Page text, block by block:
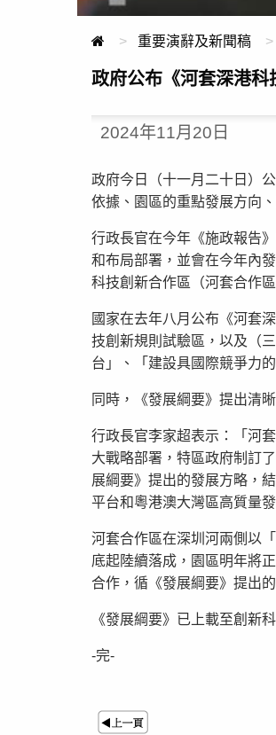
重要演辭及新聞稿
政府公布《河套深港科
2024年11月20日
政府今日（十一月二十日）
依據、園區的重點發展方向
行政長官在今年《施政報告
和布局部署，並會在今年內
科技創新合作區（河套合作
國家在去年八月公布《河套
技創新規則試驗區，以及（
台」、「建設具國際競爭力
同時，《發展綱要》提出清
行政長官李家超表示：「河
大戰略部署，特區政府制訂
展綱要》提出的發展方略，
平台和粵港澳大灣區高質量
河套合作區在深圳河兩側以
底起陸續落成，園區明年將
合作，循《發展綱要》提出
《發展綱要》已上載至創新
-完-